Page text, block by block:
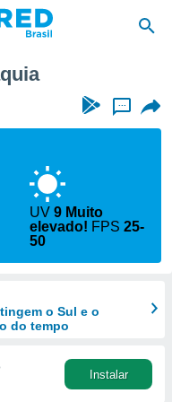
...
UV9 Muito
elevado! FPS25-
50
o Sul e o
do tempo
Instalar